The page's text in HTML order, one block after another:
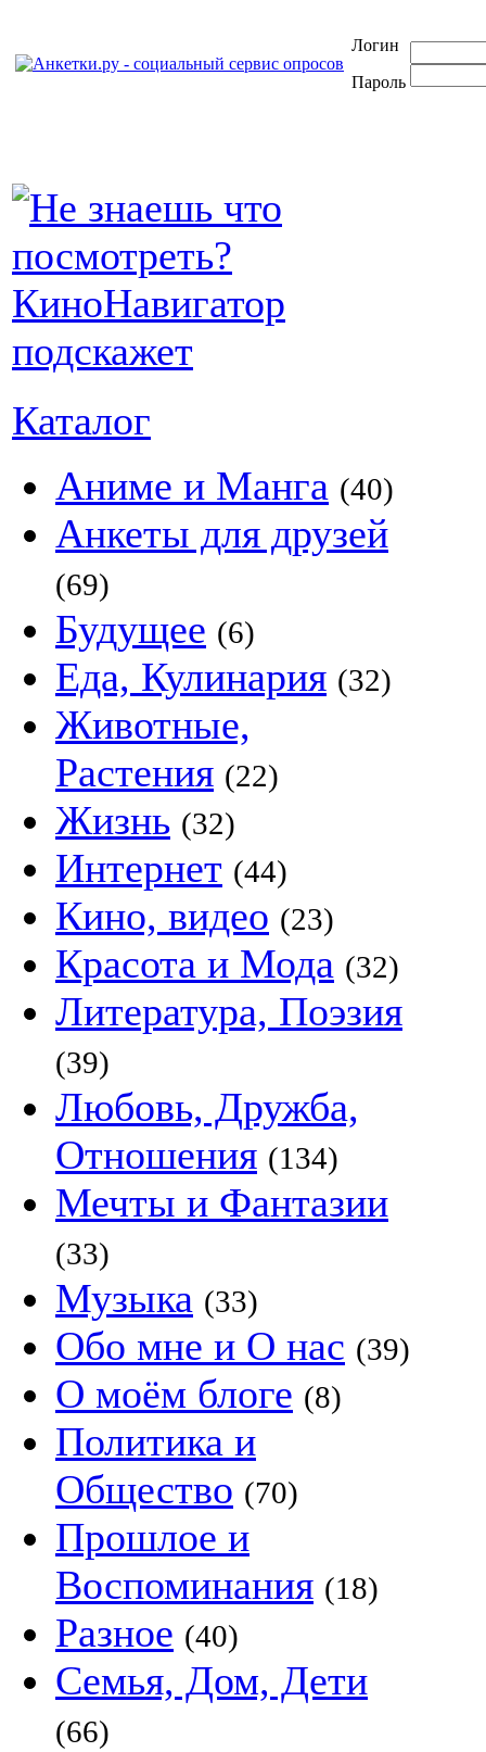
Логин
Пароль
Каталог
Аниме и Манга (40)
Анкеты для друзей
(69)
Будущее (6)
Еда, Кулинария (32)
Животные,
Растения (22)
Жизнь (32)
Интернет (44)
Кино, видео (23)
Красота и Мода (32)
Литература, Поэзия
(39)
Любовь, Дружба,
Отношения (134)
Мечты и Фантазии
(33)
Музыка (33)
Обо мне и О нас (39)
О моём блоге (8)
Политика и
Общество (70)
Прошлое и
Воспоминания (18)
Разное (40)
Семья, Дом, Дети
(66)